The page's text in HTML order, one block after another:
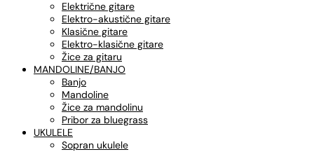
Električne gitare
Elektro-akustične gitare
Klasične gitare
Elektro-klasične gitare
Žice za gitaru
MANDOLINE/BANJO
Banjo
Mandoline
Žice za mandolinu
Pribor za bluegrass
UKULELE
Sopran ukulele